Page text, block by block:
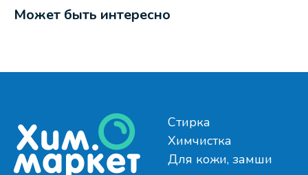
Может быть интересно
Стирка
Химчистка
Для кожи, замши